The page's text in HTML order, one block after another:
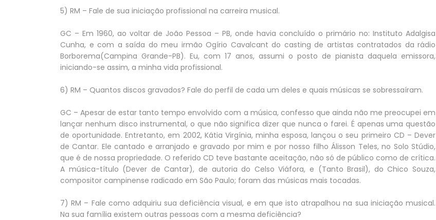
5) RM – Fale de sua iniciação profissional na carreira musical.
GC – Em 1960, ao voltar de João Pessoa – PB, onde havia concluído o primário no: Instituto Adalgisa
Cunha, e com a saída do meu irmão Ogírio Cavalcant do casting de artistas contratados da rádio
Borborema(Campina Grande-PB). Eu, com 17 anos, assumi o posto de pianista daquela emissora,
iniciando-se assim, a minha vida profissional.
6) RM – Quantos discos gravados? Fale do perfil de cada um deles e quais músicas se sobressaíram.
GC – Apesar de estar tanto tempo envolvido com a música, confesso que ainda não me preocupei em
lançar nenhum disco instrumental, o que não significa dizer que nunca o farei. É apenas uma questão
de oportunidade. Entretanto, em 2002, Kátia Virgínia, minha esposa, lançou o seu primeiro CD – Dever
de Cantar. Ele cantado e arranjado e gravado por mim e por nosso filho Álisson Teles, no Solo Stúdio,
que é de nossa propriedade. O referido CD teve bastante aceitação, não só de público como de crítica.
A música-título (Dever de Cantar), de autoria do Celso Viáfora, e (Tanto Brasil), do Chico Souza,
compositor campinense radicado em São Paulo; foram das músicas mais tocadas.
7) RM – Fale como adquiriu sua deficiência visual, e em que isto atrapalhou na sua iniciação musical.
Na sua família existem outras pessoas com a mesma deficiência?